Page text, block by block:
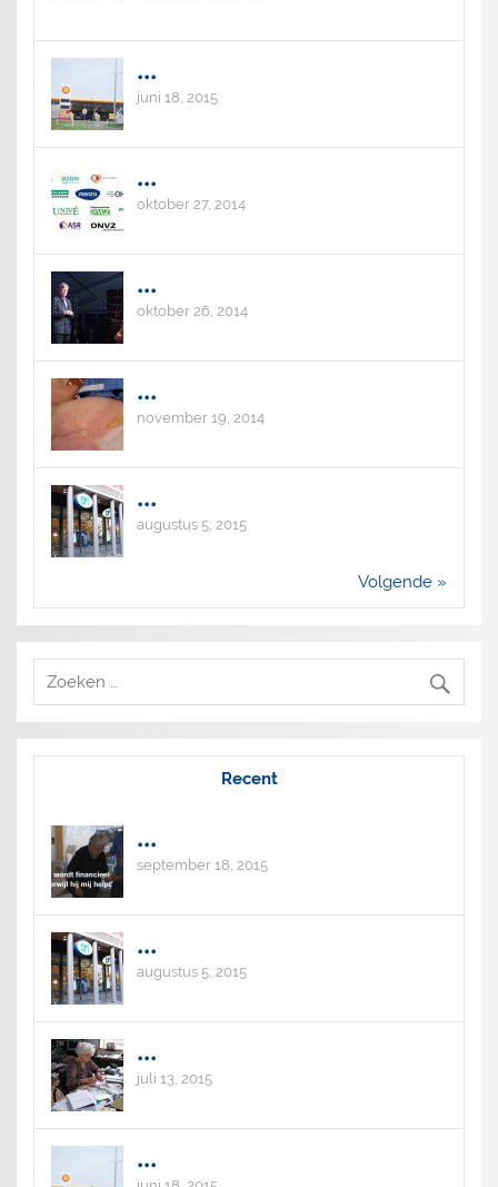
...
juni 18, 2015
...
oktober 27, 2014
...
oktober 26, 2014
...
november 19, 2014
...
augustus 5, 2015
Volgende »
Recent
...
september 18, 2015
...
augustus 5, 2015
...
juli 13, 2015
...